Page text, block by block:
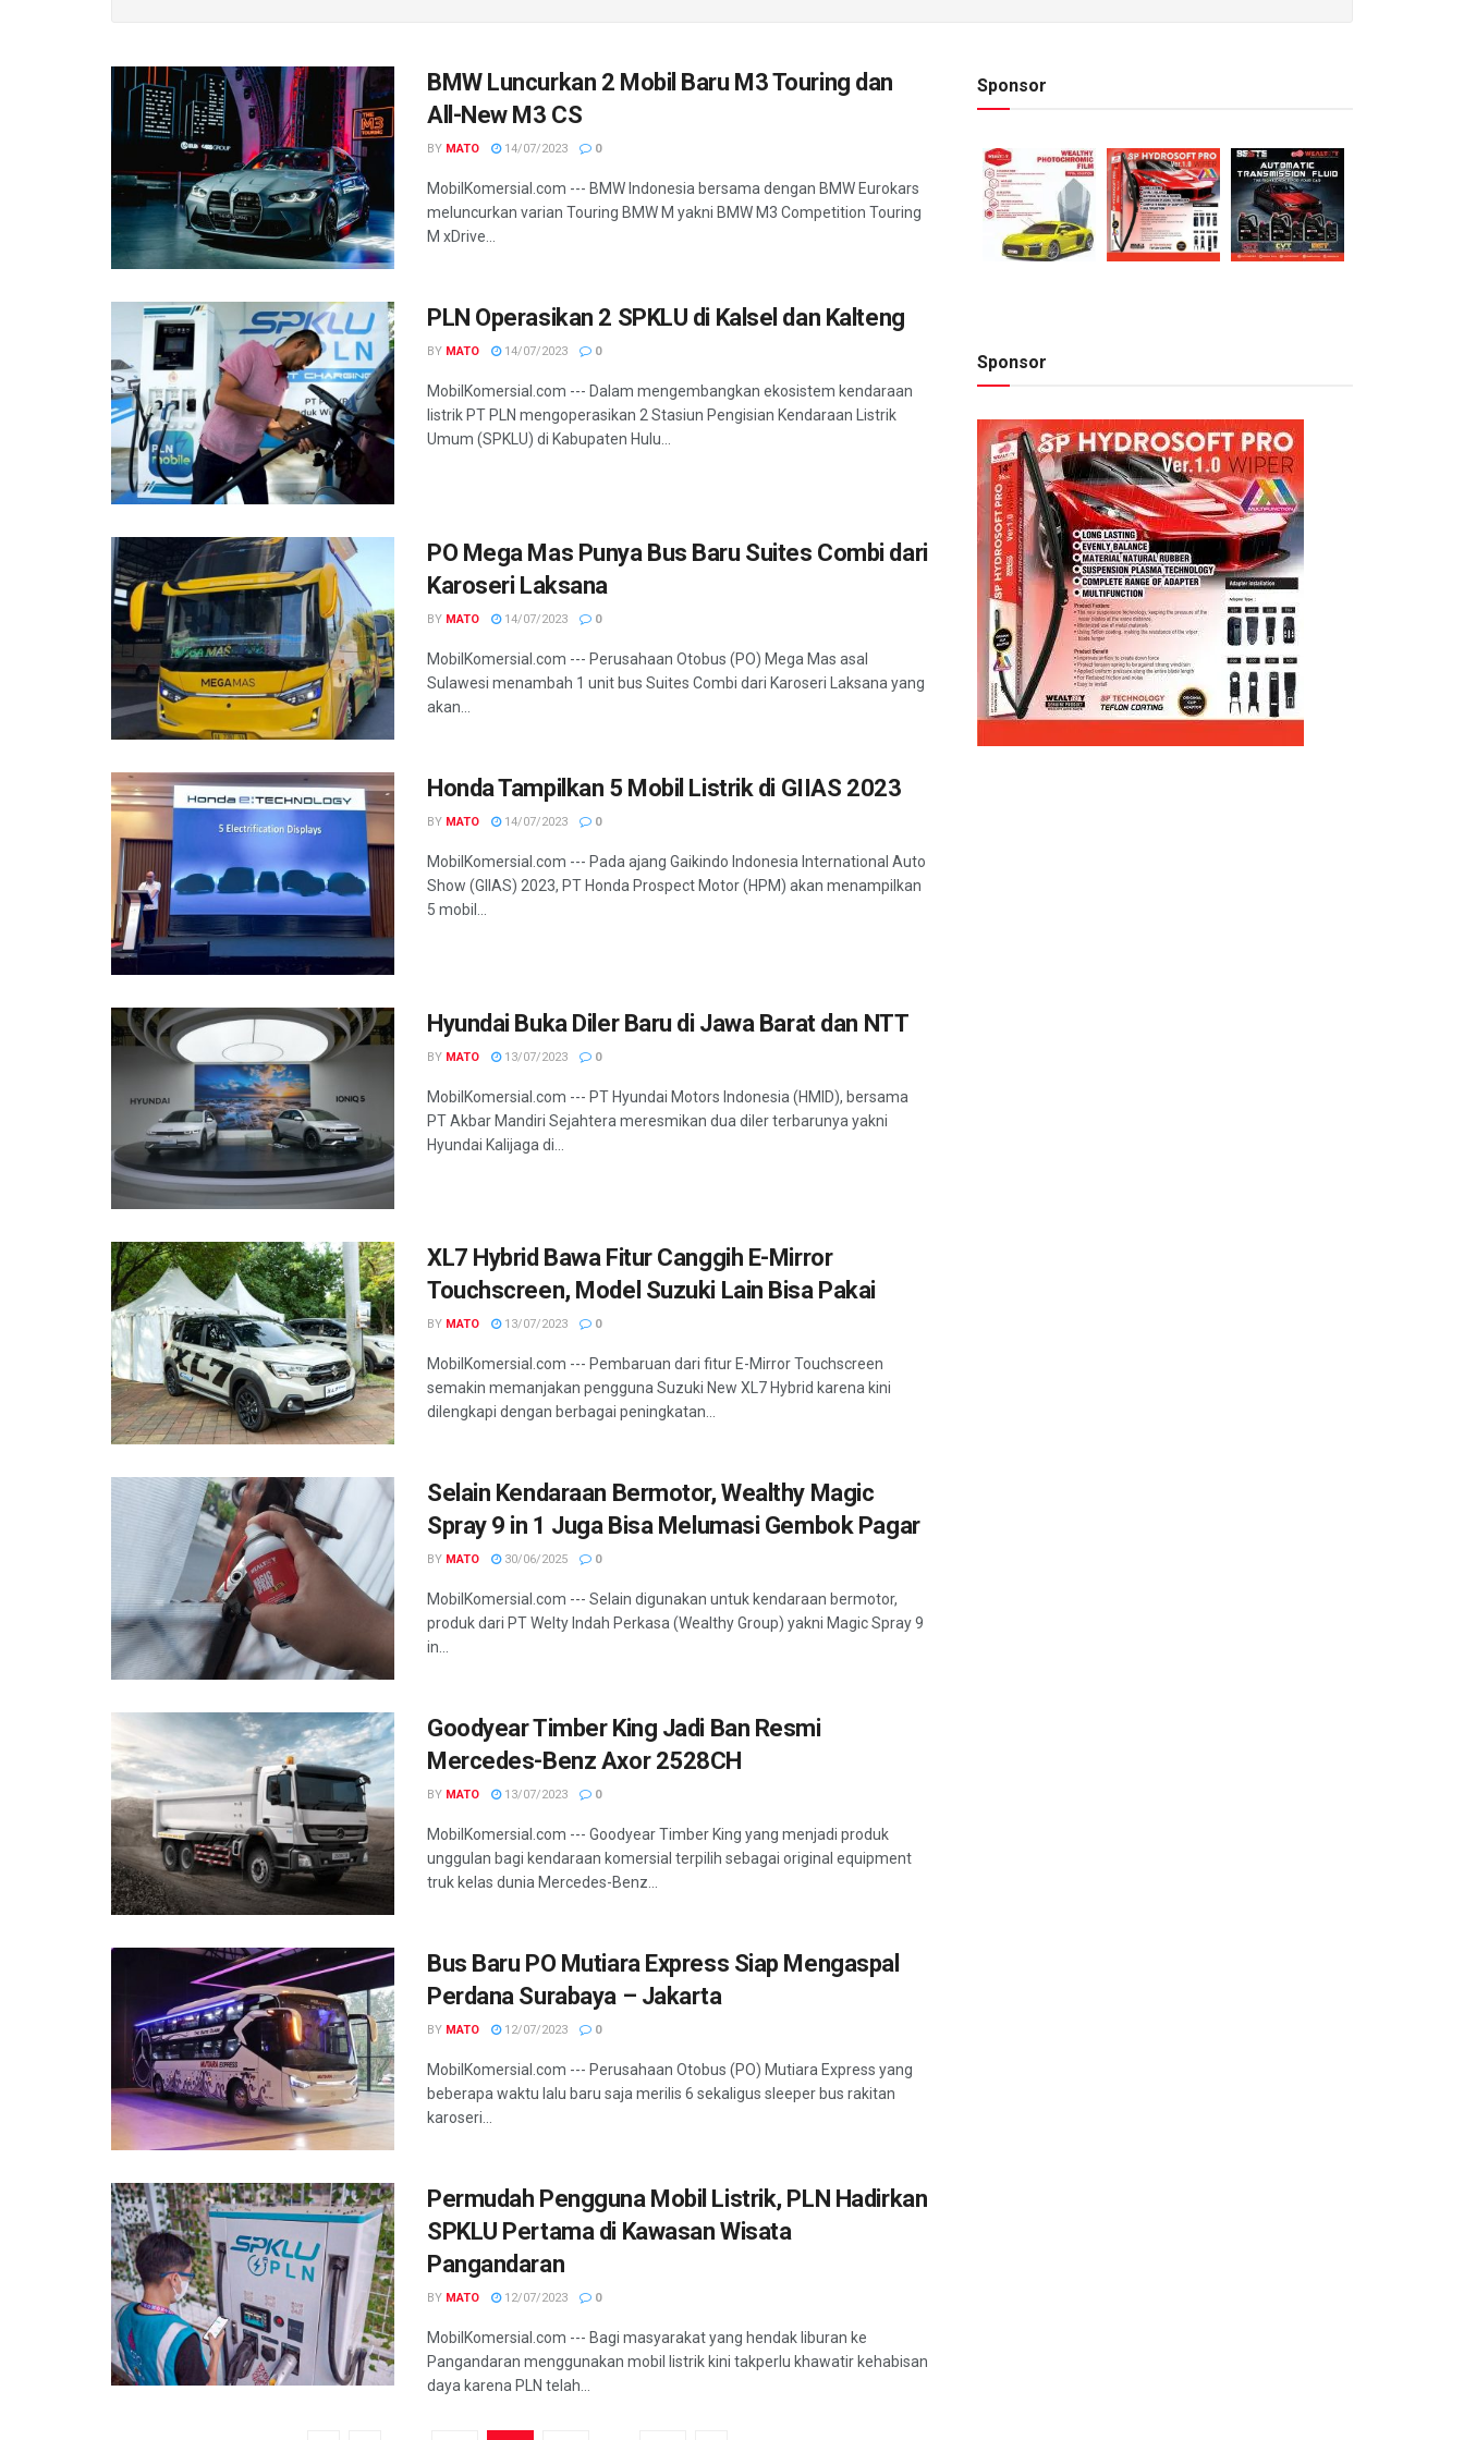
BMW Luncurkan 2 Mobil Baru M3 Touring dan
All-New M3 CS
BY MATO 14/07/2023 0
MobilKomersial.com --- BMW Indonesia bersama dengan BMW Eurokars
meluncurkan varian Touring BMW M yakni BMW M3 Competition Touring
M xDrive...
PLN Operasikan 2 SPKLU di Kalsel dan Kalteng
BY MATO 14/07/2023 0
MobilKomersial.com --- Dalam mengembangkan ekosistem kendaraan
listrik PT PLN mengoperasikan 2 Stasiun Pengisian Kendaraan Listrik
Umum (SPKLU) di Kabupaten Hulu...
PO Mega Mas Punya Bus Baru Suites Combi dari
Karoseri Laksana
BY MATO 14/07/2023 0
MobilKomersial.com --- Perusahaan Otobus (PO) Mega Mas asal
Sulawesi menambah 1 unit bus Suites Combi dari Karoseri Laksana yang
akan...
Honda Tampilkan 5 Mobil Listrik di GIIAS 2023
BY MATO 14/07/2023 0
MobilKomersial.com --- Pada ajang Gaikindo Indonesia International Auto
Show (GIIAS) 2023, PT Honda Prospect Motor (HPM) akan menampilkan
5 mobil...
Hyundai Buka Diler Baru di Jawa Barat dan NTT
BY MATO 13/07/2023 0
MobilKomersial.com --- PT Hyundai Motors Indonesia (HMID), bersama
PT Akbar Mandiri Sejahtera meresmikan dua diler terbarunya yakni
Hyundai Kalijaga di...
XL7 Hybrid Bawa Fitur Canggih E-Mirror
Touchscreen, Model Suzuki Lain Bisa Pakai
BY MATO 13/07/2023 0
MobilKomersial.com --- Pembaruan dari fitur E-Mirror Touchscreen
semakin memanjakan pengguna Suzuki New XL7 Hybrid karena kini
dilengkapi dengan berbagai peningkatan...
Selain Kendaraan Bermotor, Wealthy Magic
Spray 9 in 1 Juga Bisa Melumasi Gembok Pagar
BY MATO 30/06/2025 0
MobilKomersial.com --- Selain digunakan untuk kendaraan bermotor,
produk dari PT Welty Indah Perkasa (Wealthy Group) yakni Magic Spray 9
in...
Goodyear Timber King Jadi Ban Resmi
Mercedes-Benz Axor 2528CH
BY MATO 13/07/2023 0
MobilKomersial.com --- Goodyear Timber King yang menjadi produk
unggulan bagi kendaraan komersial terpilih sebagai original equipment
truk kelas dunia Mercedes-Benz...
Bus Baru PO Mutiara Express Siap Mengaspal
Perdana Surabaya – Jakarta
BY MATO 12/07/2023 0
MobilKomersial.com --- Perusahaan Otobus (PO) Mutiara Express yang
beberapa waktu lalu baru saja merilis 6 sekaligus sleeper bus rakitan
karoseri...
Permudah Pengguna Mobil Listrik, PLN Hadirkan
SPKLU Pertama di Kawasan Wisata
Pangandaran
BY MATO 12/07/2023 0
MobilKomersial.com --- Bagi masyarakat yang hendak liburan ke
Pangandaran menggunakan mobil listrik kini takperlu khawatir kehabisan
daya karena PLN telah...
Sponsor
Sponsor